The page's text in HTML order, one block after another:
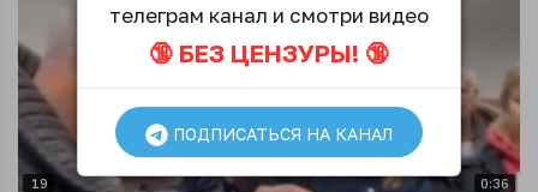
19 0:36
телеграм канал и смотри видео
🔞 БЕЗ ЦЕНЗУРЫ! 🔞
ПОДПИСАТЬСЯ НА КАНАЛ